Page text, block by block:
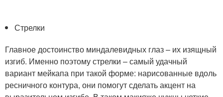
Стрелки
Главное достоинство миндалевидных глаз – их изящный
изгиб. Именно поэтому стрелки – самый удачный
вариант мейкапа при такой форме: нарисованные вдоль
ресничного контура, они помогут сделать акцент на